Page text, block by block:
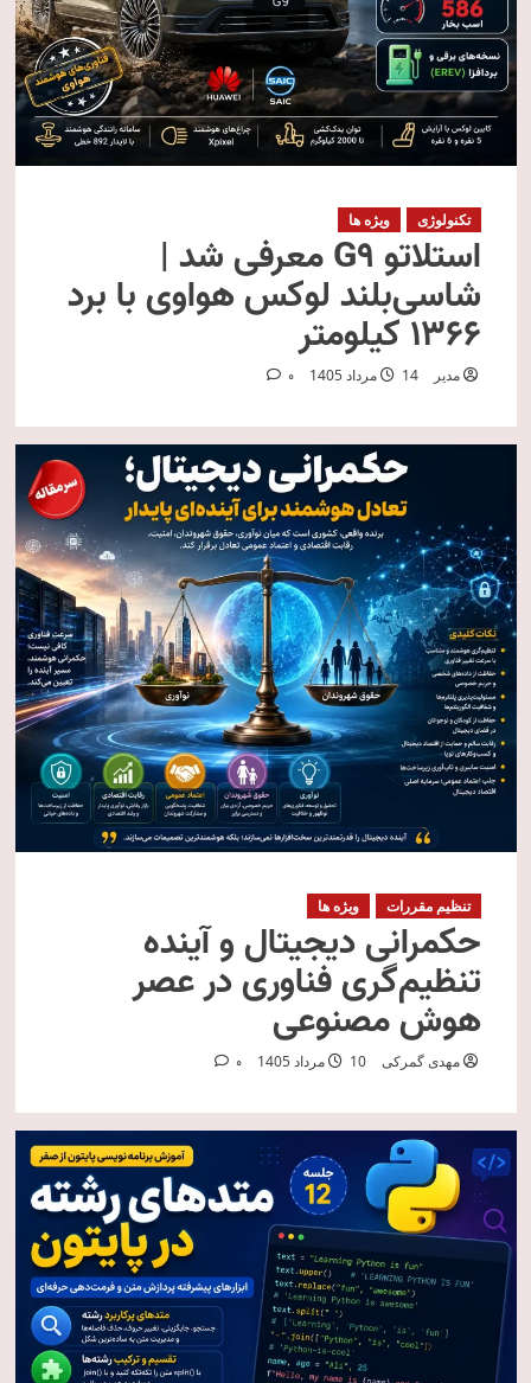
تکنولوژی ویژه ها
استلاتو G9 معرفی شد |
شاسی‌بلند لوکس هواوی با برد
۱۳۶۶ کیلومتر
مدیر 14 مرداد 1405 0
تنظیم مقررات ویژه ها
حکمرانی دیجیتال و آینده
تنظیم‌گری فناوری در عصر
هوش مصنوعی
مهدی گمرکی 10 مرداد 1405 0